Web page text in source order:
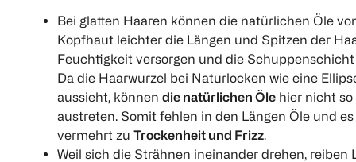
Bei glatten Haaren können die natürlichen Öle
Kopfhaut leichter die Längen und Spitzen der
Feuchtigkeit versorgen und die Schuppenschicht
Da die Haarwurzel bei Naturlocken wie eine
aussieht, können die natürlichen Öle hier nicht
austreten. Somit fehlen in den Längen Öle und
vermehrt zu Trockenheit und Frizz.
Weil sich die Strähnen ineinander drehen, reiben